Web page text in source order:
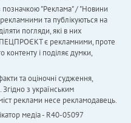
позначкою "Реклама" / "Новини
та публікуються на
погляди, які в них
є рекламними, проте
контенту і поділяє думки,
та оціночні судження,
з українським
реклами несе рекламодавець.
медіа - R40-05097